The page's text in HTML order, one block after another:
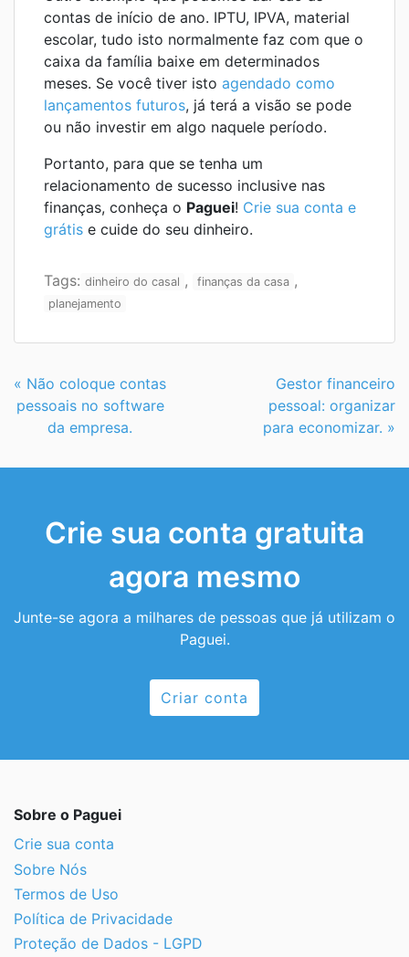
contas de início de ano. IPTU, IPVA, material
escolar, tudo isto normalmente faz com que o
caixa da família baixe em determinados
meses. Se você tiver isto agendado como
lançamentos futuros, já terá a visão se pode
ou não investir em algo naquele período.
Portanto, para que se tenha um
relacionamento de sucesso inclusive nas
finanças, conheça o Paguei! Crie sua conta e
grátis e cuide do seu dinheiro.
Tags: dinheiro do casal , finanças da casa ,
planejamento
Continue
Lendo
« Não coloque contas
pessoais no software
da empresa.
Gestor financeiro
pessoal: organizar
para economizar. »
Crie sua conta gratuita
agora mesmo
Junte-se agora a milhares de pessoas que já utilizam o
Paguei.
Criar conta
Sobre o Paguei
Crie sua conta
Sobre Nós
Termos de Uso
Política de Privacidade
Proteção de Dados - LGPD